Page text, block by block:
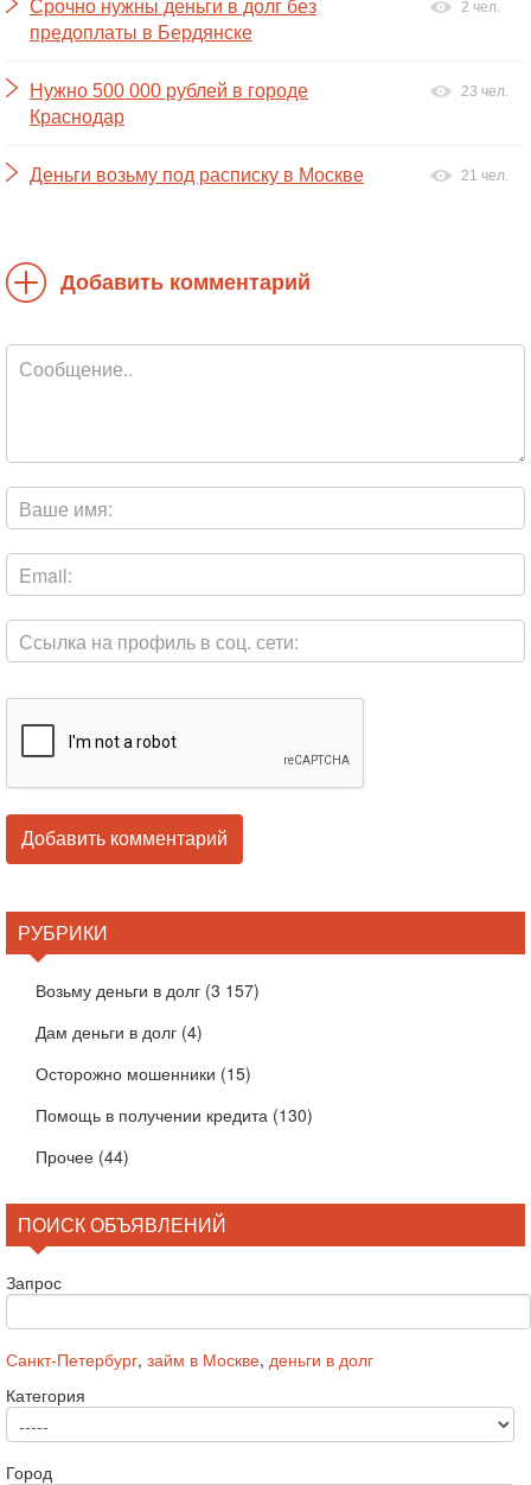
Срочно нужны деньги в долг без
предоплаты в Бердянске
2 чел.
Нужно 500 000 рублей в городе
Краснодар
23 чел.
Деньги возьму под расписку в Москве 21 чел.
Добавить комментарий
РУБРИКИ
Возьму деньги в долг (3 157)
Дам деньги в долг (4)
Осторожно мошенники (15)
Помощь в получении кредита (130)
Прочее (44)
ПОИСК ОБЪЯВЛЕНИЙ
Запрос
Санкт-Петербург, займ в Москве, деньги в долг
Категория
Город